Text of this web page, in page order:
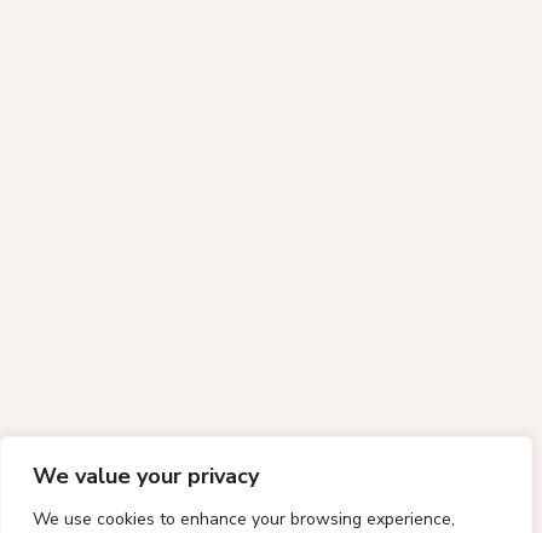
We value your privacy
We use cookies to enhance your browsing experience,